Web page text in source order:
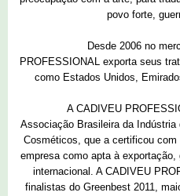
povo forte,
Desde 2006 no
PROFESSIONAL exporta seus
como Estados Unidos,
A CADIVEU
Associação Brasileira da
Cosméticos, que a certificou
empresa como apta à
internacional. A CADIVEU
finalistas do Greenbest 2011,